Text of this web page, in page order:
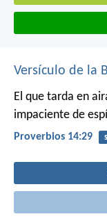
Versículo de la
El que tarda en
impaciente de
Proverbios 14:29